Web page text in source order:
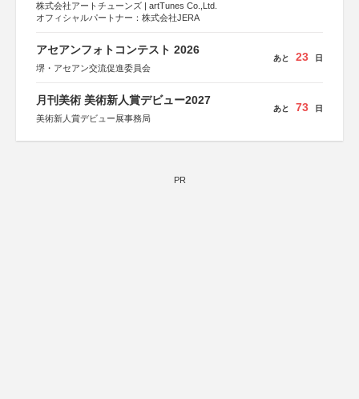
株式会社アートチューンズ | artTunes Co.,Ltd.
オフィシャルパートナー：株式会社JERA
アセアンフォトコンテスト 2026
堺・アセアン交流促進委員会
あと 23 日
月刊美術 美術新人賞デビュー2027
美術新人賞デビュー展事務局
あと 73 日
PR